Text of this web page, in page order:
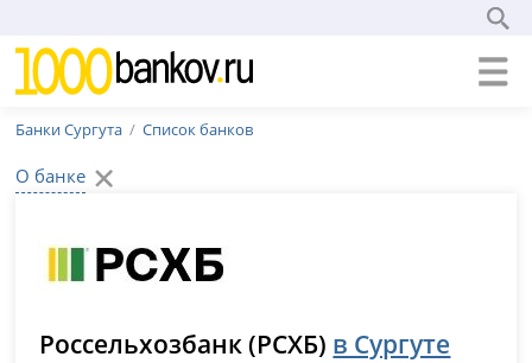
Банки Сургута Список банков
О банке
Россельхозбанк (РСХБ) в Сургуте